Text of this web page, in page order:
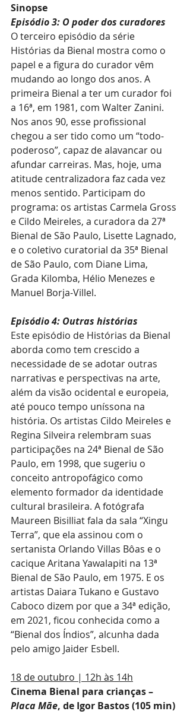
Sinopse
Episódio 3: O poder dos curadores
O terceiro episódio da série
Histórias da Bienal mostra como o
papel e a figura do curador vêm
mudando ao longo dos anos. A
primeira Bienal a ter um curador foi
a 16ª, em 1981, com Walter Zanini.
Nos anos 90, esse profissional
chegou a ser tido como um “todo-
poderoso”, capaz de alavancar ou
afundar carreiras. Mas, hoje, uma
atitude centralizadora faz cada vez
menos sentido. Participam do
programa: os artistas Carmela Gross
e Cildo Meireles, a curadora da 27ª
Bienal de São Paulo, Lisette Lagnado,
e o coletivo curatorial da 35ª Bienal
de São Paulo, com Diane Lima,
Grada Kilomba, Hélio Menezes e
Manuel Borja-Villel.
Episódio 4: Outras histórias
Este episódio de Histórias da Bienal
aborda como tem crescido a
necessidade de se adotar outras
narrativas e perspectivas na arte,
além da visão ocidental e europeia,
até pouco tempo uníssona na
história. Os artistas Cildo Meireles e
Regina Silveira relembram suas
participações na 24ª Bienal de São
Paulo, em 1998, que sugeriu o
conceito antropofágico como
elemento formador da identidade
cultural brasileira. A fotógrafa
Maureen Bisilliat fala da sala “Xingu
Terra”, que ela assinou com o
sertanista Orlando Villas Bôas e o
cacique Aritana Yawalapiti na 13ª
Bienal de São Paulo, em 1975. E os
artistas Daiara Tukano e Gustavo
Caboco dizem por que a 34ª edição,
em 2021, ficou conhecida como a
“Bienal dos Índios”, alcunha dada
pelo amigo Jaider Esbell.
18 de outubro | 12h às 14h
Cinema Bienal para crianças –
Placa Mãe, de Igor Bastos (105 min)